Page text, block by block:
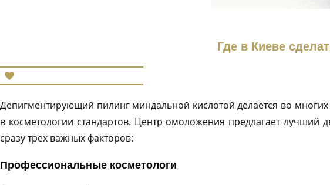
Где в Киеве
Депигментирующий пилинг миндальной кислотой делается во
в косметологии стандартов. Центр омоложения предлагает
сразу трех важных факторов:
Профессиональные косметологи